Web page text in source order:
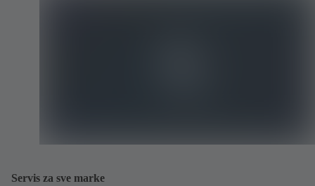
Servis za sve marke